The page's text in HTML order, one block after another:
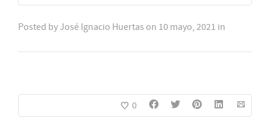
Posted byJosé Ignacio Huertas on 10 mayo, 2021 in
0